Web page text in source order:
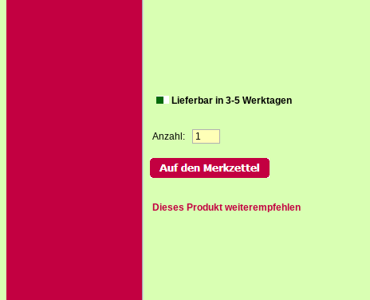
Lieferbar in 3-5 Werktagen
Anzahl:
Dieses Produkt weiterempfehlen